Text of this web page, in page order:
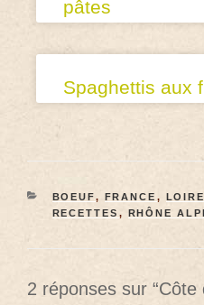
pâtes
Spaghettis aux
BOEUF, FRANCE ,
RECETTES , RHÔNE
2 réponses sur “Côte